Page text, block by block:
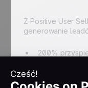
Z Positive User
generowanie
200%
Content